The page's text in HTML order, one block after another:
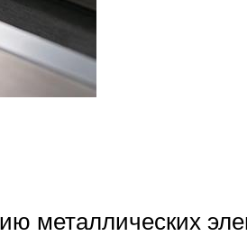
металлических